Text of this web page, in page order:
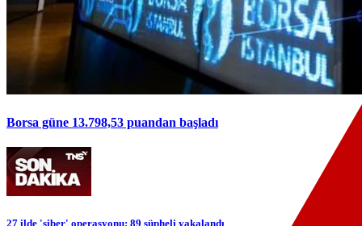
Borsa güne 13.798,53 puandan başladı
27 ilde 'siber' operasyonu: 89 şüpheli yakalandı